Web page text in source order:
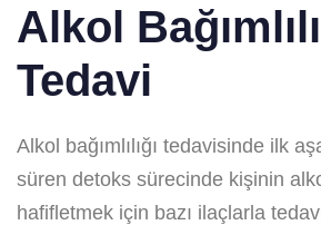
Alkol
Tedavi
Alkol bağımlılığı tedavisinde ilk
süren detoks sürecinde kişinin
hafifletmek için bazı ilaçlarla